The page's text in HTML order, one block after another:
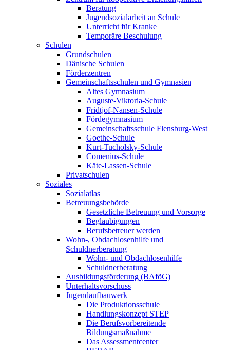
Beratung
Jugendsozialarbeit an Schule
Unterricht für Kranke
Temporäre Beschulung
Schulen
Grundschulen
Dänische Schulen
Förderzentren
Gemeinschaftsschulen und Gymnasien
Altes Gymnasium
Auguste-Viktoria-Schule
Fridtjof-Nansen-Schule
Fördegymnasium
Gemeinschaftsschule Flensburg-West
Goethe-Schule
Kurt-Tucholsky-Schule
Comenius-Schule
Käte-Lassen-Schule
Privatschulen
Soziales
Sozialatlas
Betreuungsbehörde
Gesetzliche Betreuung und Vorsorge
Beglaubigungen
Berufsbetreuer werden
Wohn-, Obdachlosenhilfe und
Schuldnerberatung
Wohn- und Obdachlosenhilfe
Schuldnerberatung
Ausbildungsförderung (BAföG)
Unterhaltsvorschuss
Jugendaufbauwerk
Die Produktionsschule
Handlungskonzept STEP
Die Berufsvorbereitende
Bildungsmaßnahme
Das Assessmentcenter